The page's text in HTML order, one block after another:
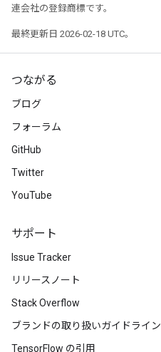
連会社の登録商標です。
最終更新日 2026-02-18 UTC。
つながる
ブログ
フォーラム
GitHub
Twitter
YouTube
サポート
Issue Tracker
リリースノート
Stack Overflow
ブランドの取り扱いガイドライン
TensorFlow の引用